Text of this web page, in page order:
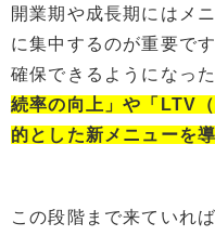
開業期や成長期にはメ
に集中するのが重要です
確保できるよう に なった
続率の向上」や「LTV
的とした新メニューを
この段階まで来ていれ